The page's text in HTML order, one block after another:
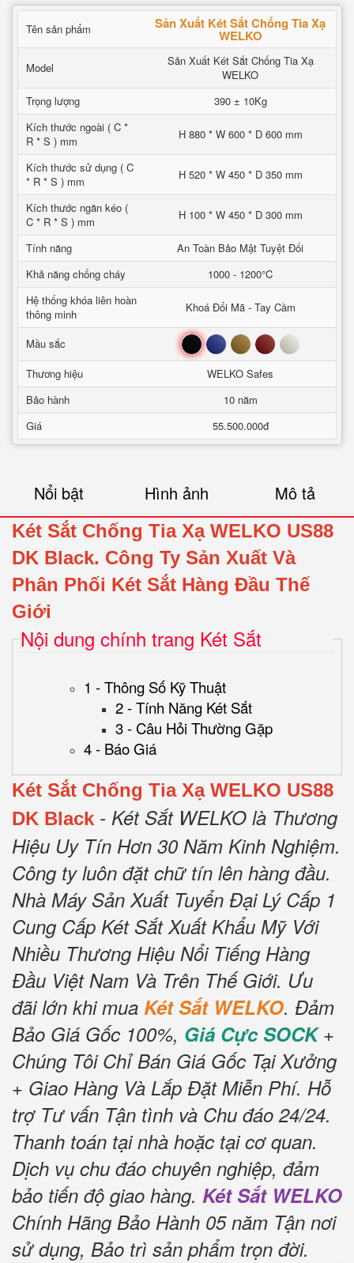
Tên sản phẩm Sản Xuất Két Sắt Chống Tia Xạ
WELKO
Model
Sản Xuất Két Sắt Chống Tia Xạ
WELKO
Trọng lượng
390 ± 10Kg
Kích thước ngoài ( C *
R * S ) mm
H 880 * W 600 * D 600 mm
Kích thước sử dụng ( C
* R * S ) mm
H 520 * W 450 * D 350 mm
Kích thước ngăn kéo (
C * R * S ) mm
H 100 * W 450 * D 300 mm
Tính năng
An Toàn Bảo Mật Tuyệt Đối
Khả năng chống cháy
1000 - 1200°C
Hệ thống khóa liên hoàn
thông minh
Khoá Đổi Mã - Tay Cầm
Mầu sắc Đen Xanh Nâu Đỏ Trắng
Thương hiệu
WELKO Safes
Bảo hành
10 năm
Giá
55.500.000đ
Nổi bật Hình ảnh Mô tả
Két Sắt Chống Tia Xạ WELKO US88
DK Black. Công Ty Sản Xuất Và
Phân Phối Két Sắt Hàng Đầu Thế
Giới
Nội dung chính trang Két Sắt
1 - Thông Số Kỹ Thuật
2 - Tính Năng Két Sắt
3 - Câu Hỏi Thường Gặp
4 - Báo Giá
Két Sắt Chống Tia Xạ WELKO US88
DK Black - Két Sắt WELKO là Thương
Hiệu Uy Tín Hơn 30 Năm Kinh Nghiệm.
Công ty luôn đặt chữ tín lên hàng đầu.
Nhà Máy Sản Xuất Tuyển Đại Lý Cấp 1
Cung Cấp Két Sắt Xuất Khẩu Mỹ Với
Nhiều Thương Hiệu Nổi Tiếng Hàng
Đầu Việt Nam Và Trên Thế Giới. Ưu
đãi lớn khi mua Két Sắt WELKO. Đảm
Bảo Giá Gốc 100%, Giá Cực SOCK+
Chúng Tôi Chỉ Bán Giá Gốc Tại Xưởng
+ Giao Hàng Và Lắp Đặt Miễn Phí. Hỗ
trợ Tư vấn Tận tình và Chu đáo 24/24.
Thanh toán tại nhà hoặc tại cơ quan.
Dịch vụ chu đáo chuyên nghiệp, đảm
bảo tiến độ giao hàng. Két Sắt WELKO
Chính Hãng Bảo Hành 05 năm Tận nơi
sử dụng, Bảo trì sản phẩm trọn đời.